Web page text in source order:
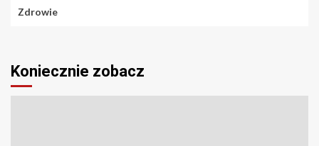
Zdrowie
Koniecznie zobacz